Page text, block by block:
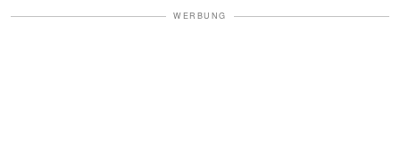
WERBUNG